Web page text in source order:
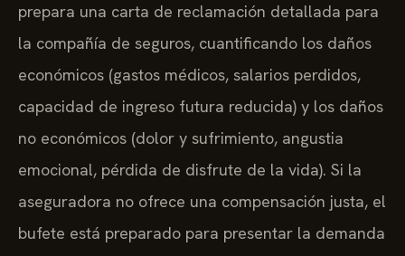
prepara una carta de reclamación detallada para
la compañía de seguros, cuantificando los daños
económicos (gastos médicos, salarios perdidos,
capacidad de ingreso futura reducida) y los daños
no económicos (dolor y sufrimiento, angustia
emocional, pérdida de disfrute de la vida). Si la
aseguradora no ofrece una compensación justa, el
bufete está preparado para presentar la demanda